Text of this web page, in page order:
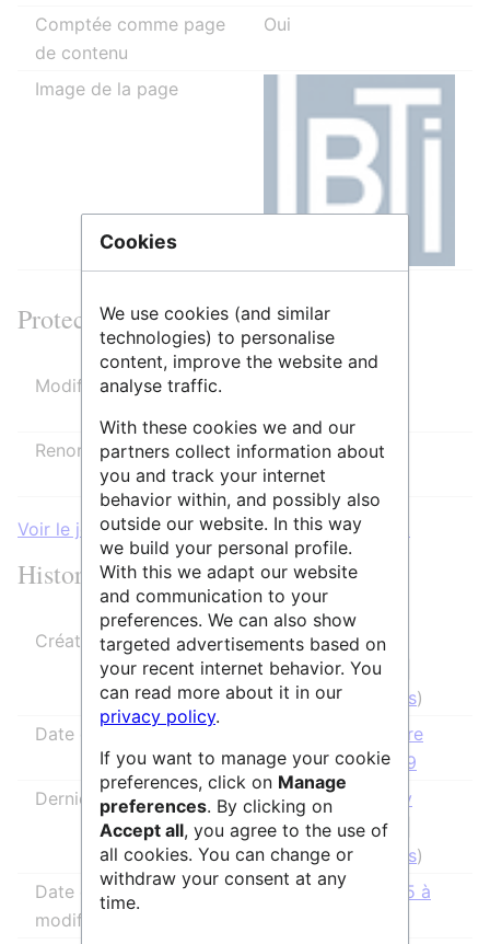
Comptée comme page
de contenu
Oui
Image de la page
Protection de la page
Modifier
Autoriser tous les utilisateurs
Renommer
Autoriser tous les utilisateurs
(infini)
Voir le journal des protections pour cette page.
Historique des modifications
Créateur de la page
AnneAdmin
(discussion
contributions)
Date de création de la page
28 septembre
2020 à 10:49
Dernier rédacteur
SidonieRaffy
(discussion
contributions)
Date de la dernière
modification
15 avril 2025 à
Cookies
We use cookies (and similar
technologies) to personalise
content, improve the website and
analyse traffic.
With these cookies we and our
partners collect information about
you and track your internet
behavior within, and possibly also
outside our website. In this way
we build your personal profile.
With this we adapt our website
and communication to your
preferences. We can also show
targeted advertisements based on
your recent internet behavior. You
can read more about it in our
privacy policy.
If you want to manage your cookie
preferences, click on Manage
preferences. By clicking on
Accept all, you agree to the use of
all cookies. You can change or
withdraw your consent at any
time.